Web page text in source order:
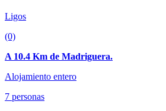
Ligos
(0)
A 10.4 Km de Madriguera.
Alojamiento entero
7 personas